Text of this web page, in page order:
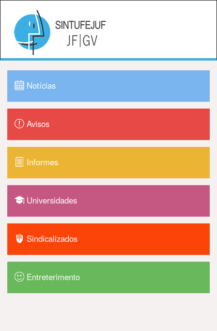
Notícias
Avisos
Informes
Universidades
Sindicalizados
Entreterimento